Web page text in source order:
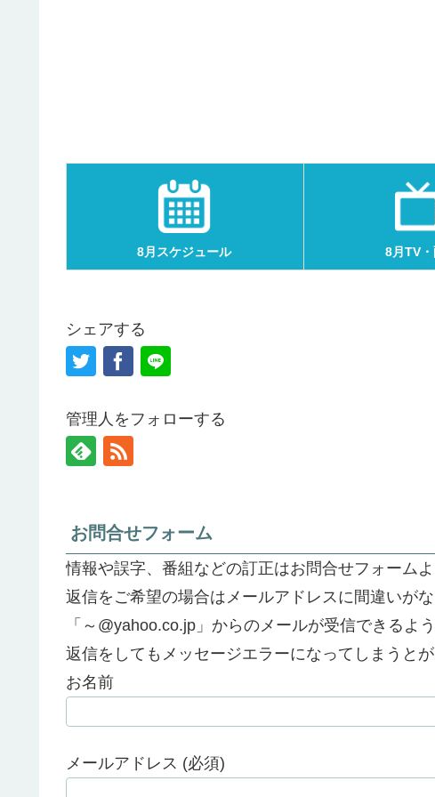
8月スケジュール 8月TV
シェアする
管理人をフォローする
お問合せフォーム
情報や誤字、番組などの訂正はお問合せフォームよ
返信をご希望の場合はメールアドレスに間違いが
「～@yahoo.co.jp」からのメールが受信できるよ
返信をしてもメッセージエラーになってしまうとが
お名前
メールアドレス (必須)